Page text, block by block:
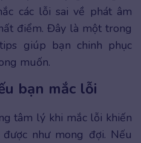
các lỗi sai về phát âm
điểm. Đây là một trong
giúp bạn chinh phục
muốn.
bạn mắc lỗi
tâm lý khi mắc lỗi khiến
như mong đợi. Nếu